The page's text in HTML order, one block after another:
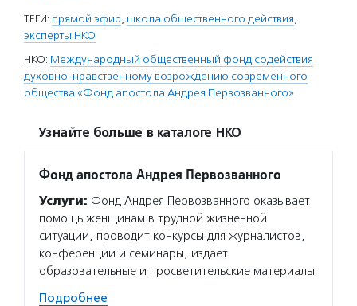
ТЕГИ: прямой эфир, школа общественного действия,
эксперты НКО
НКО: Международный общественный фонд содействия
духовно-нравственному возрождению современного
общества «Фонд апостола Андрея Первозванного»
Узнайте больше в каталоге НКО
Фонд апостола Андрея Первозванного
Услуги: Фонд Андрея Первозванного оказывает
помощь женщинам в трудной жизненной
ситуации, проводит конкурсы для журналистов,
конференции и семинары, издает
образовательные и просветительские материалы.
Подробнее